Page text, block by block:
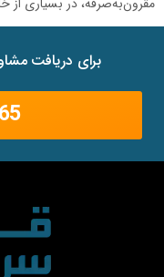
برای دریافت